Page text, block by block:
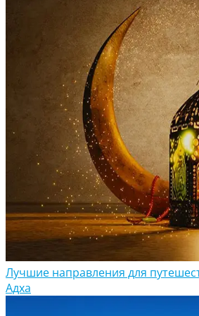
Лучшие направления для
Адха